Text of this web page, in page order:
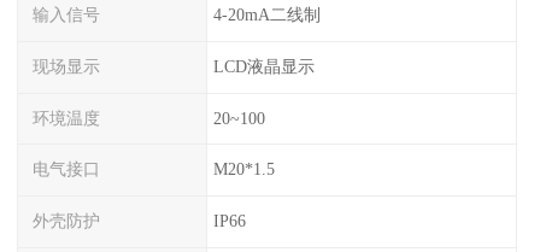
输入信号 4-20mA二线制
现场显示 LCD液晶显示
环境温度 20~100
电气接口 M20*1.5
外壳防护 IP66